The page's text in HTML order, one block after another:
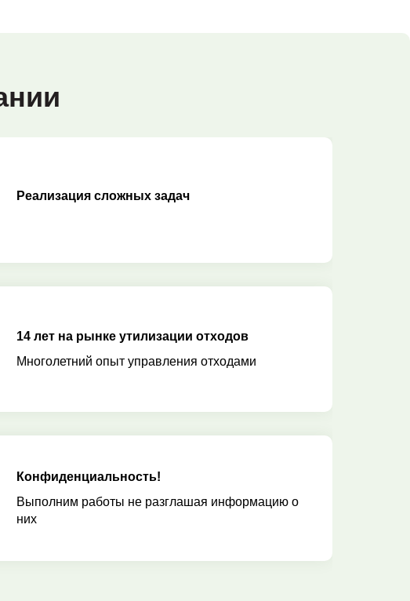
Реализация сложных задач
14 лет на рынке утилизации отходов
Многолетний опыт управления отходами
Конфиденциальность!
Выполним работы не разглашая информацию о
них